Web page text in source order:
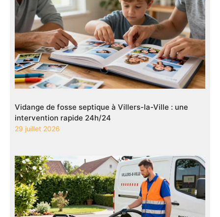
Vidange de fosse septique à Villers-la-Ville : une
intervention rapide 24h/24
29 juillet 2026